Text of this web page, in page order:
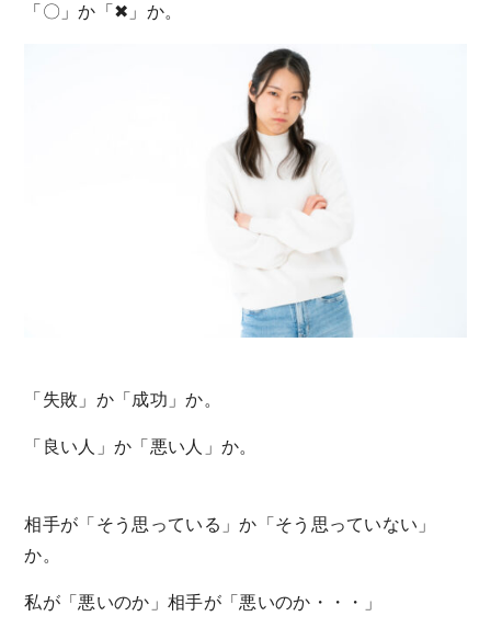
「〇」か「✖」か。
「失敗」か「成功」か。
「良い人」か「悪い人」か。
相手が「そう思っている」か「そう思っていない」
か。
私が「悪いのか」相手が「悪いのか・・・」